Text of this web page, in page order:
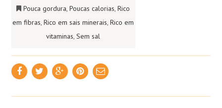
Pouca gordura,Poucas calorias,Rico
em fibras,Rico em sais minerais,Rico em
vitaminas,Sem sal